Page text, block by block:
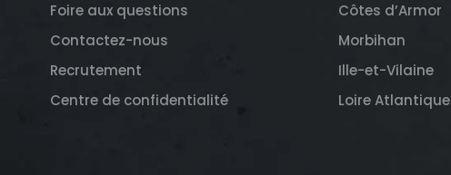
Foire aux questions
Contactez-nous
Recrutement
Centre de confidentialité
Côtes d’Armor
Morbihan
Ille-et-Vilaine
Loire Atlantique